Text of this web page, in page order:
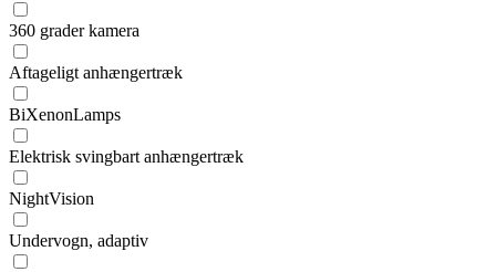
360 grader kamera
Aftageligt anhængertræk
BiXenonLamps
Elektrisk svingbart anhængertræk
NightVision
Undervogn, adaptiv